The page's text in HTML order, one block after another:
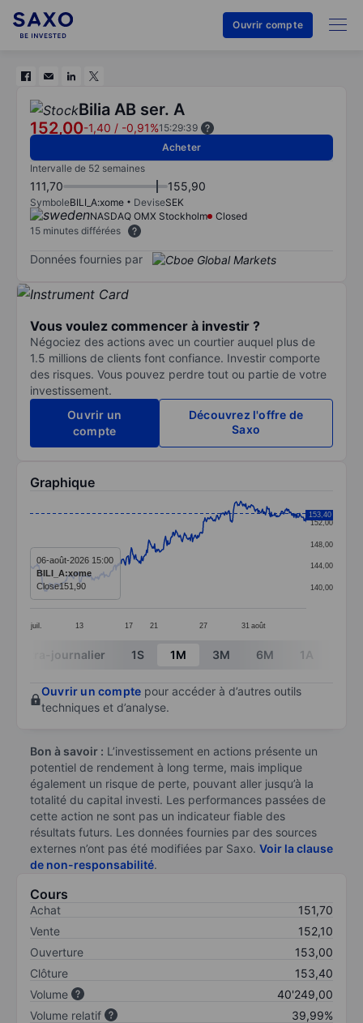
Ouvrir compte
Bilia AB ser. A
152,00-1,40 / -0,91%15:29:39
Acheter
Intervalle de 52 semaines
111,70 155,90
SymboleBILI_A:xome DeviseSEK
NASDAQ OMX Stockholm
Closed
15 minutes différées
Données fournies par
Vous voulez commencer à investir ?
Négociez des actions avec un courtier auquel plus de
1.5 millions de clients font confiance. Investir comporte
des risques. Vous pouvez perdre tout ou partie de votre
investissement.
Ouvrir un
compte
Découvrez l'offre de
Saxo
Graphique
Line chart with 380 data points.
The chart has 1 X axis displaying categories.
The chart has 1 Y axis displaying values. Data
juil. 13 17 21 27 31 août
140,00
144,00
148,00
152,00
153,40
06-août-2026 15:00
BILI_A:xome
Close151,90
End of interactive chart.
Intra-journalier 1S 1M 3M 6M 1A
Ouvrir un compte pour accéder à d’autres outils
techniques et d’analyse.
Bon à savoir : L’investissement en actions présente un
potentiel de rendement à long terme, mais implique
également un risque de perte, pouvant aller jusqu’à la
totalité du capital investi. Les performances passées de
cette action ne sont pas un indicateur fiable des
résultats futurs. Les données fournies par des sources
externes n’ont pas été modifiées par Saxo. Voir la clause
de non-responsabilité.
Cours
Achat
151,70
Vente
152,10
Ouverture
153,00
Clôture
153,40
Volume
40'249,00
Volume relatif
39,99%